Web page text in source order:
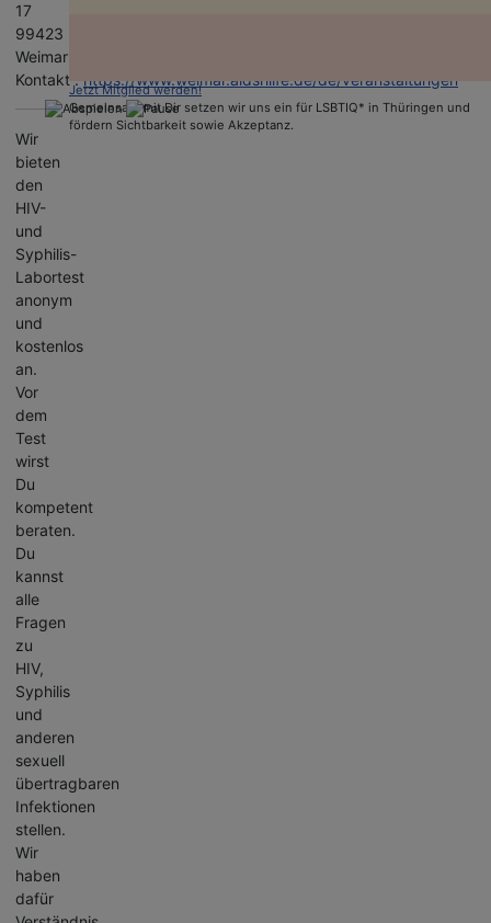
Jetzt Mitglied werden!
Gemeinsam mit Dir setzen wir uns ein für LSBTIQ* in Thüringen und
fördern Sichtbarkeit sowie Akzeptanz.
17
99423
Weimar
Kontakt : https://www.weimar.aidshilfe.de/de/veranstaltungen
Wir
bieten
den
HIV-
und
Syphilis-
Labortest
anonym
und
kostenlos
an.
Vor
dem
Test
wirst
Du
kompetent
beraten.
Du
kannst
alle
Fragen
zu
HIV,
Syphilis
und
anderen
sexuell
übertragbaren
Infektionen
stellen.
Wir
haben
dafür